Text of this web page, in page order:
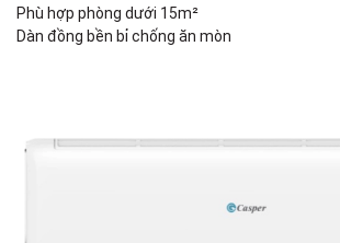
Phù hợp phòng dưới 15m²
Dàn đồng bền bỉ chống ăn mòn